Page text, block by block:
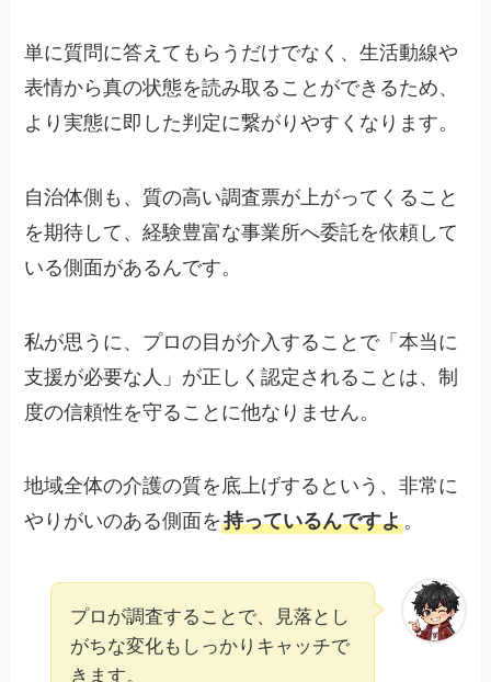
単に質問に答えてもらうだけでなく、生活動線や
表情から真の状態を読み取ることができるため、
より実態に即した判定に繋がりやすくなります。
自治体側も、質の高い調査票が上がってくること
を期待して、経験豊富な事業所へ委託を依頼して
いる側面があるんです。
私が思うに、プロの目が介入することで「本当に
支援が必要な人」が正しく認定されることは、制
度の信頼性を守ることに他なりません。
地域全体の介護の質を底上げするという、非常に
やりがいのある側面を持っているんですよ。
プロが調査することで、見落とし
がちな変化もしっかりキャッチで
きます。